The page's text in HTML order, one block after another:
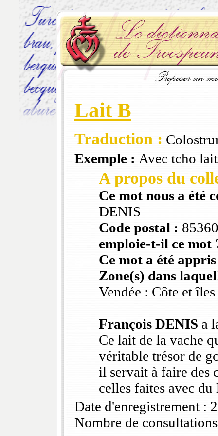
Lait B
Traduction :
Exemple : Avec tcho
A propos du
Ce mot nous a été
DENIS
Code postal :
emploie-t-il ce mot
Ce mot a été
Zone(s) dans
Vendée : Côte et îles
François DENIS a
Ce lait de la vache
véritable trésor de
il servait à faire des
celles faites avec
Date d'enregistrement :
Nombre de